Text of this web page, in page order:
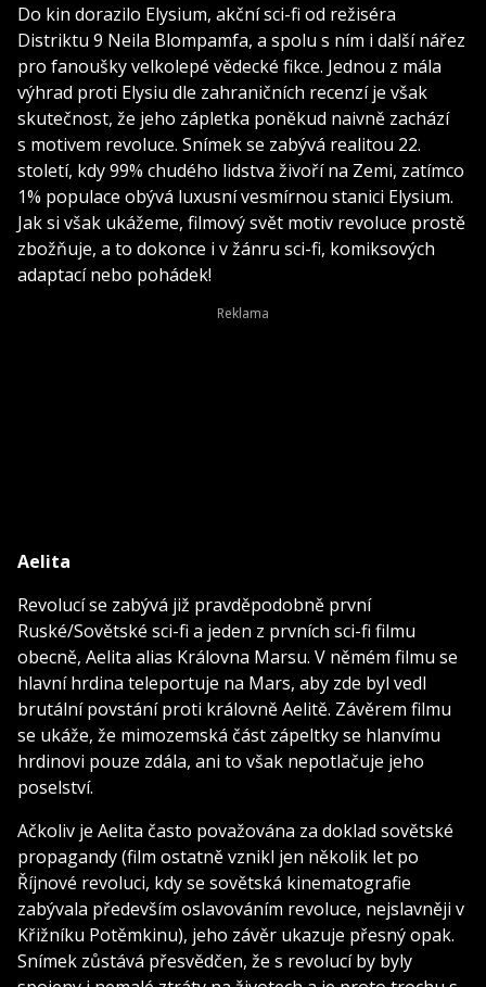
Do kin dorazilo Elysium, akční sci-fi od režiséra
Distriktu 9 Neila Blompamfa, a spolu s ním i další nářez
pro fanoušky velkolepé vědecké fikce. Jednou z mála
výhrad proti Elysiu dle zahraničních recenzí je však
skutečnost, že jeho zápletka poněkud naivně zachází
s motivem revoluce. Snímek se zabývá realitou 22.
století, kdy 99% chudého lidstva živoří na Zemi, zatímco
1% populace obývá luxusní vesmírnou stanici Elysium.
Jak si však ukážeme, filmový svět motiv revoluce prostě
zbožňuje, a to dokonce i v žánru sci-fi, komiksových
adaptací nebo pohádek!
Aelita
Revolucí se zabývá již pravděpodobně první
Ruské/Sovětské sci-fi a jeden z prvních sci-fi filmu
obecně, Aelita alias Královna Marsu. V němém filmu se
hlavní hrdina teleportuje na Mars, aby zde byl vedl
brutální povstání proti královně Aelitě. Závěrem filmu
se ukáže, že mimozemská část zápeltky se hlanvímu
hrdinovi pouze zdála, ani to však nepotlačuje jeho
poselství.
Ačkoliv je Aelita často považována za doklad sovětské
propagandy (film ostatně vznikl jen několik let po
Říjnové revoluci, kdy se sovětská kinematografie
zabývala především oslavováním revoluce, nejslavněji v
Křižníku Potěmkinu), jeho závěr ukazuje přesný opak.
Snímek zůstává přesvědčen, že s revolucí by byly